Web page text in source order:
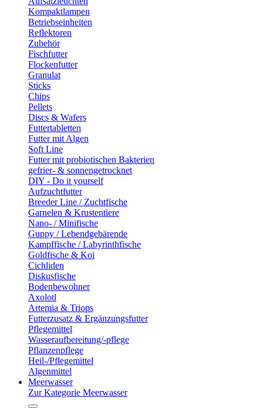
Kompaktlampen
Betriebseinheiten
Reflektoren
Zubehör
Fischfutter
Flockenfutter
Granulat
Sticks
Chips
Pellets
Discs & Wafers
Futtertabletten
Futter mit Algen
Soft Line
Futter mit probiotischen Bakterien
gefrier- & sonnengetrocknet
DIY - Do it yourself
Aufzuchtfutter
Breeder Line / Zuchtfische
Garnelen & Krustentiere
Nano- / Minifische
Guppy / Lebendgebärende
Kampffische / Labyrinthfische
Goldfische & Koi
Cichliden
Diskusfische
Bodenbewohner
Axolotl
Artemia & Triops
Futterzusatz & Ergänzungsfutter
Pflegemittel
Wasseraufbereitung/-pflege
Pflanzenpflege
Heil-/Pflegemittel
Algenmittel
Meerwasser
Zur Kategorie Meerwasser